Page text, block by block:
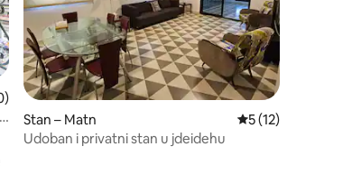
ocjena: 5/5, recenzija: 80
Stan – Matn Prosječna ocjena:
5 (12)
Udoban i privatni stan u jdeidehu